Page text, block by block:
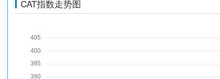
CAT指数走势图